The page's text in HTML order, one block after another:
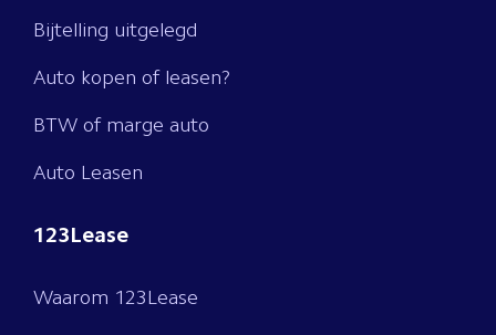
Bijtelling uitgelegd
Auto kopen of leasen?
BTW of marge auto
Auto Leasen
123Lease
Waarom 123Lease